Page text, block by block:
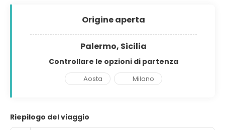
Origine aperta
Palermo, Sicilia
Controllare le opzioni di partenza
Aosta Milano
Riepilogo del viaggio